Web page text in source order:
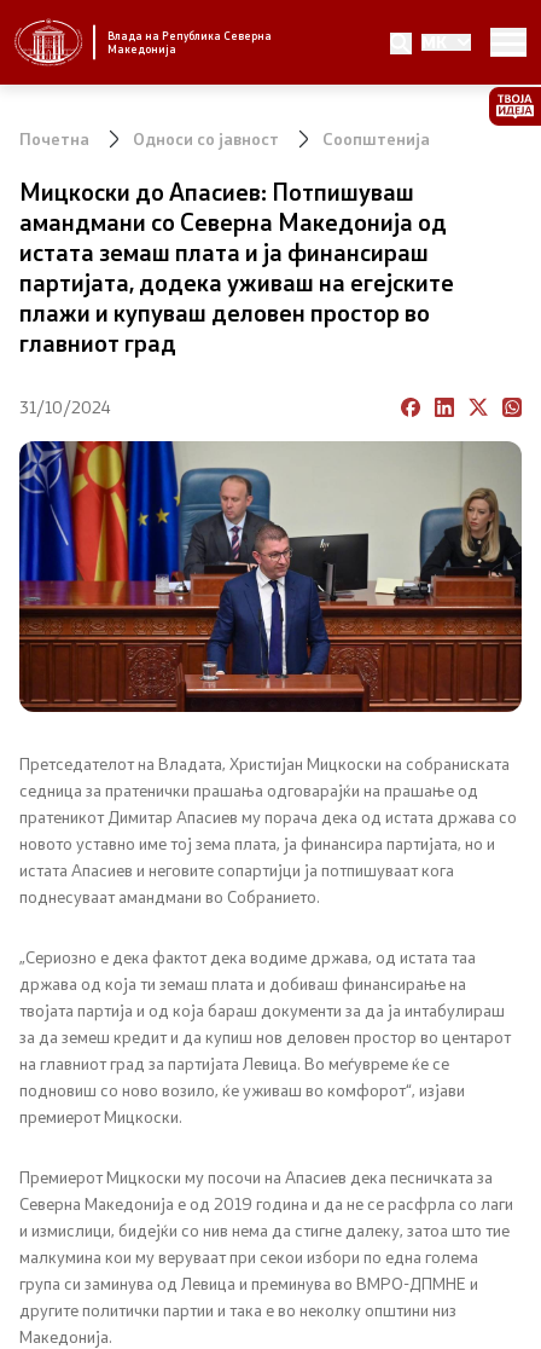
Влада на Република Северна
Македонија
MK
Стратешки приоритети и програма
Завршени планови
Стратешки план на Генералниот секретаријат
Национални стратегии
Претседател на Владата
Канцеларија на Претседателот на Владата
Заменици на Претседателот на Владата
Состав на Владата
СОЗР
Комисии
Органи во состав
Национални координатори
Генерален Секретаријат
Односи со јавност
Канцеларија на портпарол
Медија центар
Отворена Влада
Почетна Односи со јавност Соопштенија
Мицкоски до Апасиев: Потпишуваш
амандмани со Северна Македонија од
истата земаш плата и ја финансираш
партијата, додека уживаш на егејските
плажи и купуваш деловен простор во
главниот град
31/10/2024
Претседателот на Владата, Христијан Мицкоски на собраниската
седница за пратенички прашања одговарајќи на прашање од
пратеникот Димитар Апасиев му порача дека од истата држава со
новото уставно име тој зема плата, ја финансира партијата, но и
истата Апасиев и неговите сопартијци ја потпишуваат кога
поднесуваат амандмани во Собранието.
„Сериозно е дека фактот дека водиме држава, од истата таа
држава од која ти земаш плата и добиваш финансирање на
твојата партија и од која бараш документи за да ја интабулираш
за да земеш кредит и да купиш нов деловен простор во центарот
на главниот град за партијата Левица. Во меѓувреме ќе се
подновиш со ново возило, ќе уживаш во комфорот“, изјави
премиерот Мицкоски.
Премиерот Мицкоски му посочи на Апасиев дека песничката за
Северна Македонија е од 2019 година и да не се расфрла со лаги
и измислици, бидејќи со нив нема да стигне далеку, затоа што тие
малкумина кои му веруваат при секои избори по една голема
група си заминува од Левица и преминува во ВМРО-ДПМНЕ и
другите политички партии и така е во неколку општини низ
Македонија.